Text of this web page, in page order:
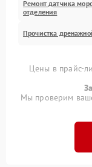
Ремонт датчика
отделения
Прочистка
Цены в прайс-
Мы проверим